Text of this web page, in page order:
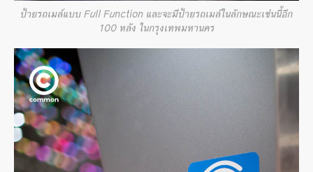
ป้ายรถเมล์แบบ Full Function และจะมีป้ายรถเมล์ในลักษณะเช่นนี้อีก
100 หลัง ในกรุงเทพมหานคร